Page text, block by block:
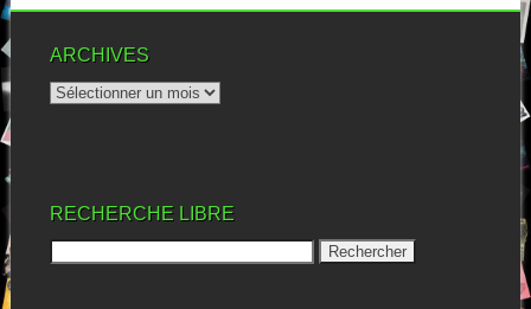
ARCHIVES
RECHERCHE LIBRE